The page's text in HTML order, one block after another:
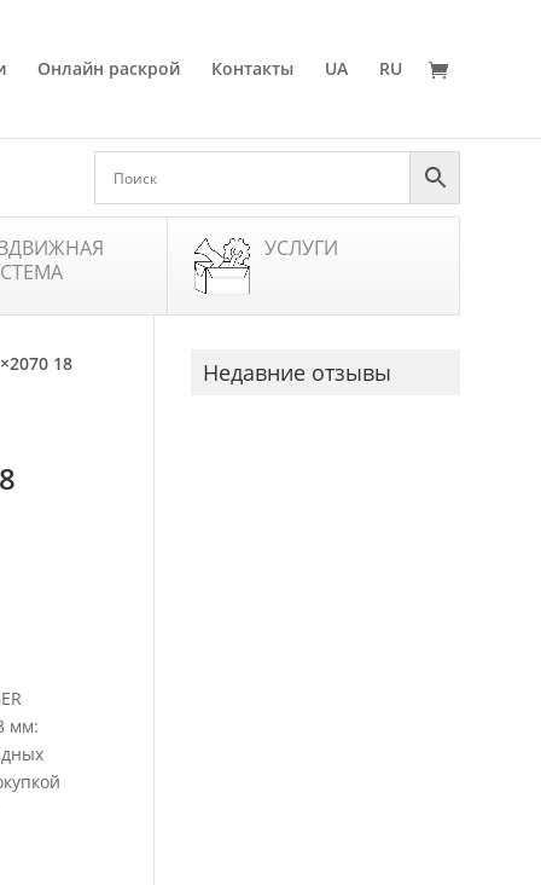
Онлайн раскрой Контакты UA RU
УСЛУГИ
18
мм:
Недавние отзывы